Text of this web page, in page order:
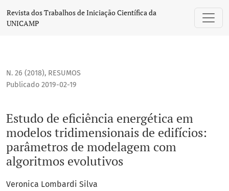
Estudo de eficiência energética em modelos
Revista dos Trabalhos de Iniciação Científica da
UNICAMP
N. 26 (2018), RESUMOS
Estudo de eficiência energética em
modelos tridimensionais de edifícios:
parâmetros de modelagem com
algoritmos evolutivos
Publicado 2019-02-19
Veronica Lombardi Silva